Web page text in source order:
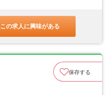
この求人に興味がある
保存する